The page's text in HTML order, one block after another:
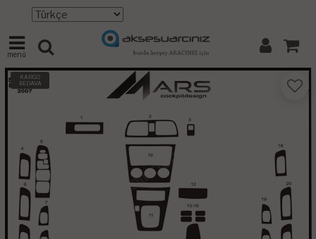
menü
KARGO
BEDAVA